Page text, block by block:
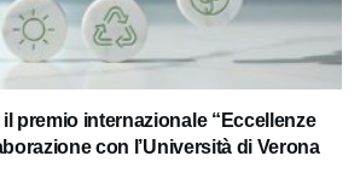
premio internazionale “Eccellenze
con l’Università di Verona